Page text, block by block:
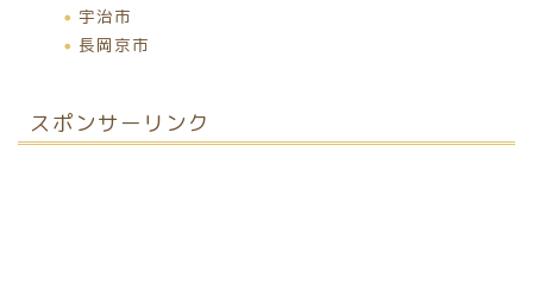
宇治市
長岡京市
スポンサーリンク